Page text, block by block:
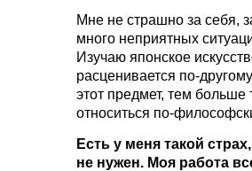
Мне не страшно за себя,
много неприятных
Изучаю японское
расценивается по-
этот предмет, тем
относиться по-
Есть у меня такой
не нужен. Моя работа